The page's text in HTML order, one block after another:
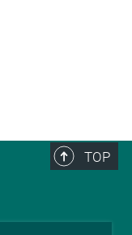
TOP